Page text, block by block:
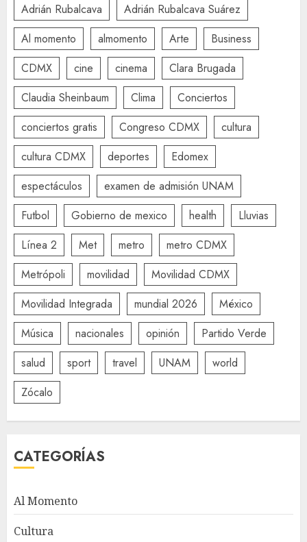
Adrián Rubalcava
Adrián Rubalcava Suárez
Al momento
almomento Arte
Business
CDMX
cine cinema
Clara Brugada
Claudia Sheinbaum
Clima
Conciertos
conciertos gratis
Congreso CDMX
cultura
cultura CDMX
deportes
Edomex
espectáculos
examen de admisión UNAM
Futbol
Gobierno de mexico health
Lluvias
Línea 2
Met metro
metro CDMX
Metrópoli
movilidad
Movilidad CDMX
Movilidad Integrada
mundial 2026
México
Música
nacionales opinión
Partido Verde
salud
sport travel UNAM
world
Zócalo
CATEGORÍAS
Al Momento
Cultura